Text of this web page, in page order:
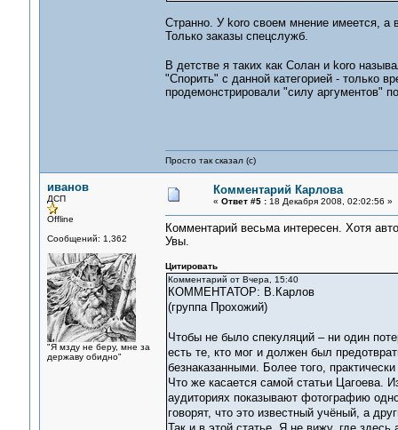
Странно. У koro своем мнение имеется, а
Только заказы спецслужб.
В детстве я таких как Солан и koro
"Спорить" с данной категорией - только
продемонстрировали "силу аргументов"
Просто так сказал (с)
иванов
ДСП
Offline
Сообщений: 1,362
"Я мзду не беру, мне за
державу обидно"
Комментарий Карлова
« Ответ #5 :18 Декабря 2008, 02:02:56 »
Комментарий весьма интересен. Хотя
Увы.
Цитировать
Комментарий от Вчера, 15:40
КОММЕНТАТОР: В.Карлов
(группа Прохожий)
Чтобы не было спекуляций – ни один
есть те, кто мог и должен был
безнаказанными. Более того,
Что же касается самой статьи Цагоева.
аудиториях показывают фотографию
говорят, что это известный учёный, а